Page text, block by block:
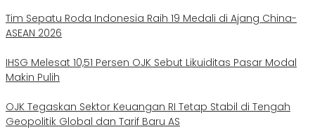
Tim Sepatu Roda Indonesia Raih 19 Medali di Ajang China-
ASEAN 2026
IHSG Melesat 10,51 Persen OJK Sebut Likuiditas Pasar Modal
Makin Pulih
OJK Tegaskan Sektor Keuangan RI Tetap Stabil di Tengah
Geopolitik Global dan Tarif Baru AS